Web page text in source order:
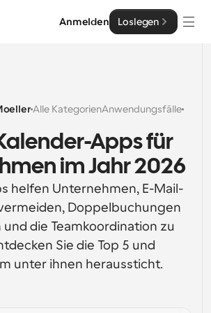
Anmelden Loslegen
einfach gemacht
Planung für Gruppen
Funktionen und Integrationen
für die Cal.com-Plattform
Alle KategorienAnwendungsfälle
Apps für
im Jahr 2026
helfen Unternehmen, E-Mail-
Doppelbuchungen
die Teamkoordination zu
Sie die Top 5 und
unter ihnen heraussticht.